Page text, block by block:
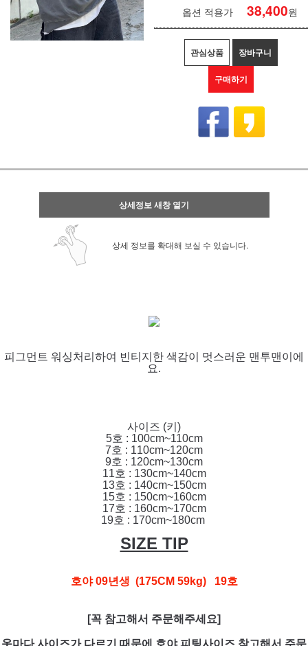
옵션 적용가 38,400원
관심상품 장바구니
구매하기
상세정보 새창 열기
상세 정보를 확대해 보실 수 있습니다.
피그먼트 워싱처리하여 빈티지한 색감이 멋스러운 맨투맨이에
요.
사이즈 (키)
5호 : 100cm~110cm
7호 : 110cm~120cm
9호 : 120cm~130cm
11호 : 130cm~140cm
13호 : 140cm~150cm
15호 : 150cm~160cm
17호 : 160cm~170cm
19호 : 170cm~180cm
SIZE TIP
호야 09년생 (175CM 59kg) 19호
[꼭 참고해서 주문해주세요]
옷마다 사이즈가 다르기 때문에 호야 피팅사이즈 참고해서 주문